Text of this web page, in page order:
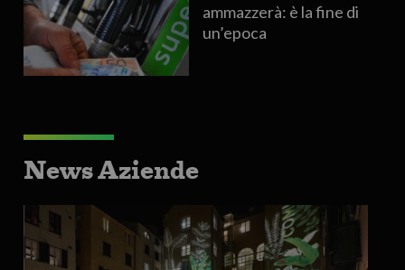
ammazzerà: è la fine di
un’epoca
News Aziende